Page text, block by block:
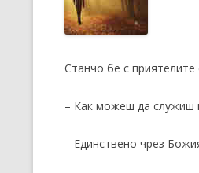
Станчо бе с приятелите
– Как можеш да служиш
– Единствено чрез